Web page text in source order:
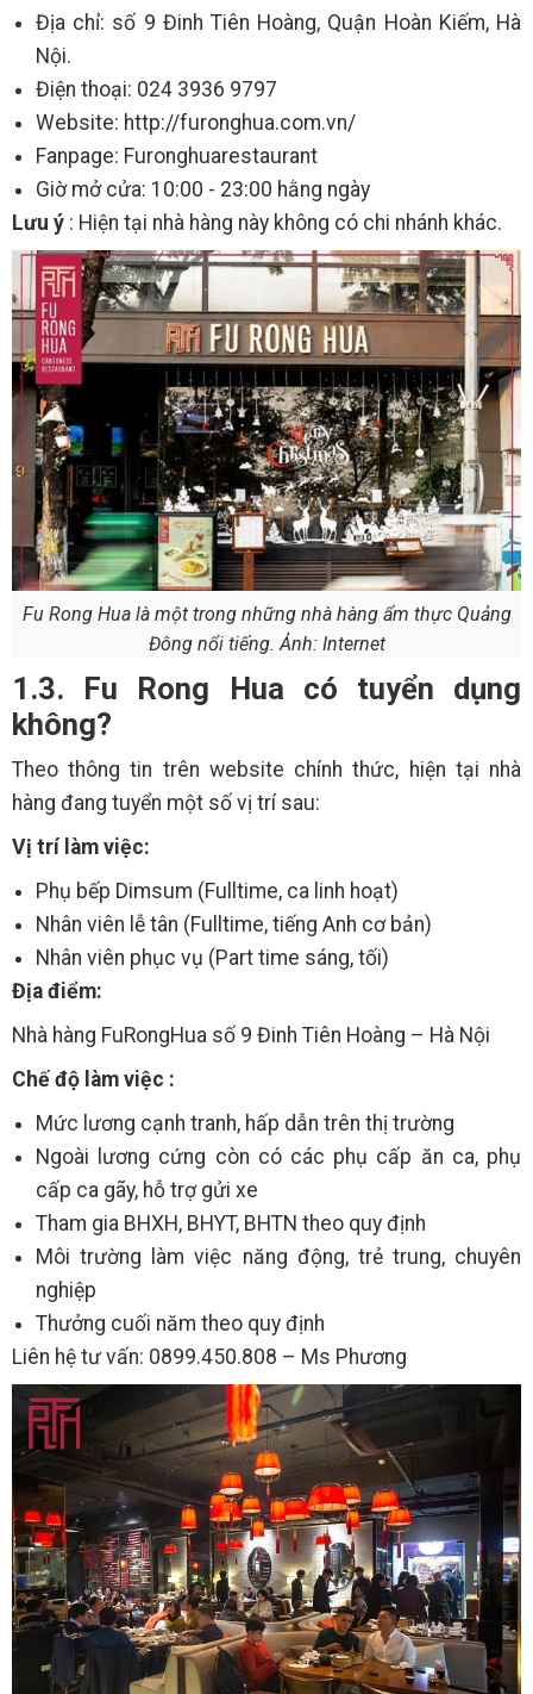
Địa chỉ: số 9 Đinh Tiên Hoàng, Quận Hoàn Kiếm, Hà
Nội.
Điện thoại: 024 3936 9797
Website: http://furonghua.com.vn/
Fanpage: Furonghuarestaurant
Giờ mở cửa: 10:00 - 23:00 hằng ngày
Lưu ý : Hiện tại nhà hàng này không có chi nhánh khác.
Fu Rong Hua là một trong những nhà hàng ẩm thực Quảng
Đông nổi tiếng. Ảnh: Internet
1.3. Fu Rong Hua có tuyển dụng
không?
Theo thông tin trên website chính thức, hiện tại nhà
hàng đang tuyển một số vị trí sau:
Vị trí làm việc:
Phụ bếp Dimsum (Fulltime, ca linh hoạt)
Nhân viên lễ tân (Fulltime, tiếng Anh cơ bản)
Nhân viên phục vụ (Part time sáng, tối)
Địa điểm:
Nhà hàng FuRongHua số 9 Đinh Tiên Hoàng – Hà Nội
Chế độ làm việc :
Mức lương cạnh tranh, hấp dẫn trên thị trường
Ngoài lương cứng còn có các phụ cấp ăn ca, phụ
cấp ca gãy, hỗ trợ gửi xe
Tham gia BHXH, BHYT, BHTN theo quy định
Môi trường làm việc năng động, trẻ trung, chuyên
nghiệp
Thưởng cuối năm theo quy định
Liên hệ tư vấn: 0899.450.808 – Ms Phương